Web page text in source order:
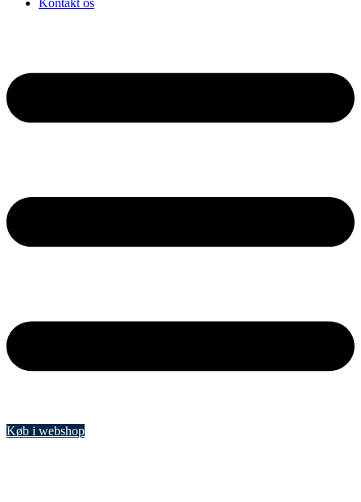
Køb i webshop